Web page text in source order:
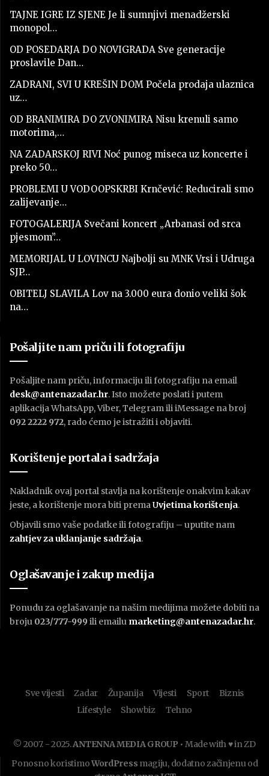
TAJNE IGRE IZ SJENE Je li sumnjivi menadžerski
monopol…
OD POSEDARJA DO NOVIGRADA Sve generacije
proslavile Dan…
ZADRANI, SVI U KREŠIN DOM Počela prodaja ulaznica
uz…
OD BRANIMIRA DO ZVONIMIRA Nisu krenuli samo
motorima,…
NA ZADARSKOJ RIVI Noć punog miseca uz koncerte i
preko 50…
PROBLEMI U VODOOPSKRBI Krnčević: Reducirali smo
zalijevanje…
FOTOGALERIJA Svečani koncert „Arbanasi od srca
pjesmom”…
MEMORIJAL U LOVINCU Najbolji su MNK Vrsi i Udruga
SJP…
OBITELJ SLAVILA Lov na 3.000 eura donio veliki šok
na…
Pošaljite nam priču ili fotografiju
Pošaljite nam priču, informaciju ili fotografiju na email
desk@antenazadar.hr. Isto možete poslati i putem
aplikacija WhatsApp, Viber, Telegram ili iMessage na broj
092 2222 972, rado ćemo je istražiti i objaviti.
Korištenje portala i sadržaja
Nakladnik ovaj portal stavlja na korištenje onakvim kakav
jeste, a korištenje mora biti premaUvjetima korištenja.
Objavili smo vaše podatke ili fotografiju – uputite nam
zahtjev za uklanjanje sadržaja.
Oglašavanje i zakup medija
Ponudu za oglašavanje na našim medijima možete dobiti na
broju 023/777-999 ili emailu marketing@antenazadar.hr.
Sve vijesti Zadar Županija Vijesti Sport
Biznis
Lifestyle
Showbiz Tehno
© 2007. - 2025.ANTENNA MEDIA GROUP • Made with ♥ in ZD
Ponosno koristimoWordPress magiju, dodatno začinjenu od